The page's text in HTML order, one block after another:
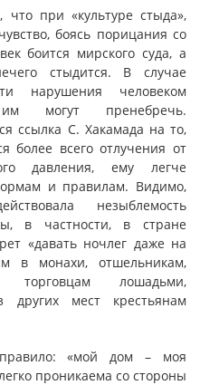
что при «культуре стыда»,
боясь порицания со
боится мирского суда, а
стыдится. В случае
нарушения человеком
могут пренебречь.
ссылка С. Хакамада на то,
более всего отлучения от
давления, ему легче
и правилам. Видимо,
незыблемость
в частности, в стране
«давать ночлег даже на
в монахи, отшельникам,
торговцам лошадьми,
мест крестьянам
«мой дом – моя
проникаема со стороны